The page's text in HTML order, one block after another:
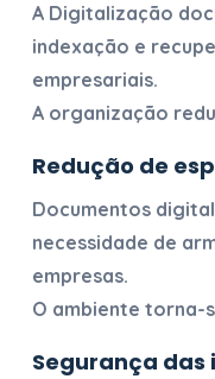
A Digitalização
indexação e
empresariais.
A organização
Redução de
Documentos
necessidade de
empresas.
O ambiente torna-
Segurança